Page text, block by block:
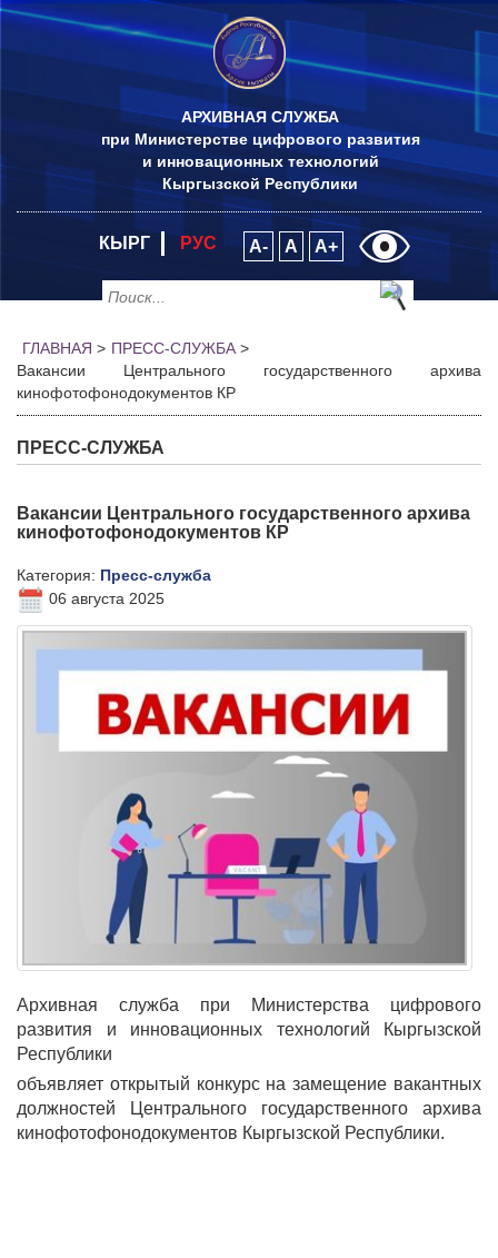
АРХИВНАЯ СЛУЖБА
при Министерстве цифрового развития
и инновационных технологий
Кыргызской Республики
КЫРГ РУС A- A A+
ГЛАВНАЯ > ПРЕСС-СЛУЖБА >
Вакансии Центрального государственного архива
кинофотофонодокументов КР
ПРЕСС-СЛУЖБА
Вакансии Центрального государственного архива
кинофотофонодокументов КР
Категория: Пресс-служба
06 августа 2025
Архивная служба при Министерства цифрового
развития и инновационных технологий Кыргызской
Республики
объявляет открытый конкурс на замещение вакантных
должностей Центрального государственного архива
кинофотофонодокументов Кыргызской Республики.